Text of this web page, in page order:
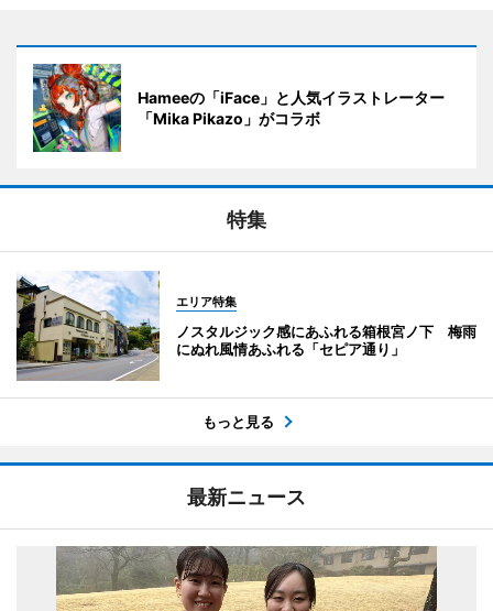
Hameeの「iFace」と人気イラストレーター
「Mika Pikazo」がコラボ
特集
エリア特集
ノスタルジック感にあふれる箱根宮ノ下 梅雨
にぬれ風情あふれる「セピア通り」
もっと見る
最新ニュース